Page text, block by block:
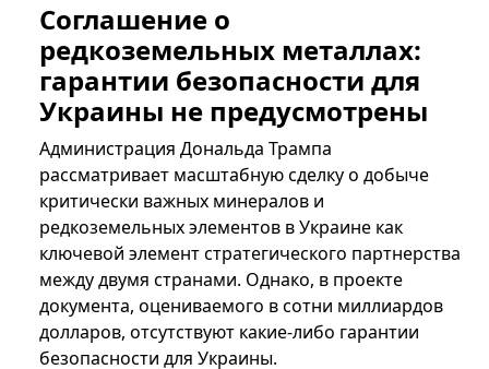
Соглашение о
редкоземельных металлах:
гарантии безопасности для
Украины не предусмотрены
Администрация Дональда Трампа
рассматривает масштабную сделку о добыче
критически важных минералов и
редкоземельных элементов в Украине как
ключевой элемент стратегического партнерства
между двумя странами. Однако, в проекте
документа, оцениваемого в сотни миллиардов
долларов, отсутствуют какие-либо гарантии
безопасности для Украины.